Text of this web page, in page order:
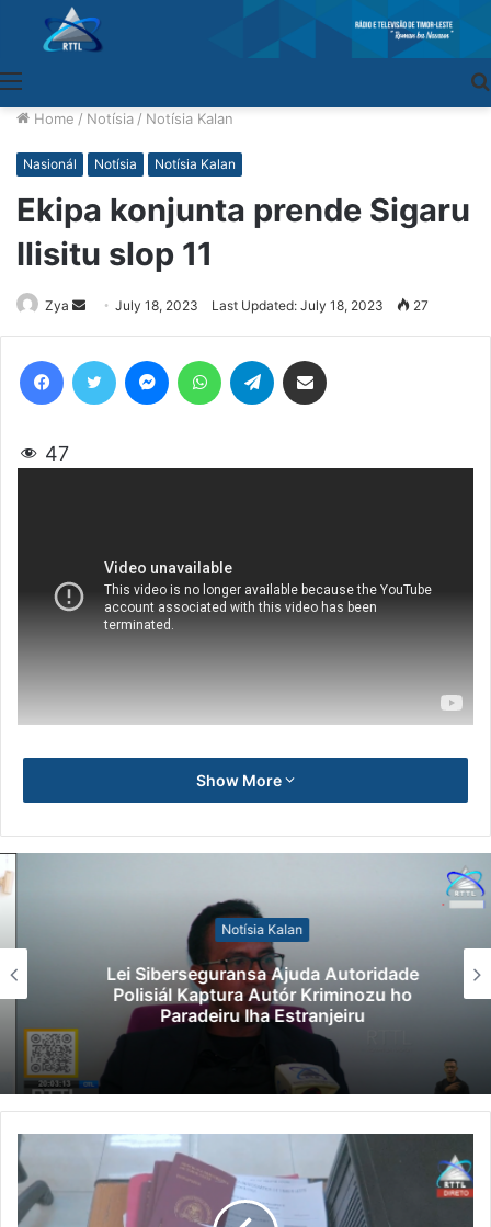
Home / Notísia / Notísia Kalan
Nasionál Notísia Notísia Kalan
Ekipa konjunta prende Sigaru
Ilisitu slop 11
Zya
Send
an
email
July 18, 2023 Last Updated: July 18, 2023 27
47
Show More
Notísia Kalan
Lei Siberseguransa Ajuda Autoridade
Polisiál Kaptura Autór Kriminozu ho
Paradeiru Iha Estranjeiru